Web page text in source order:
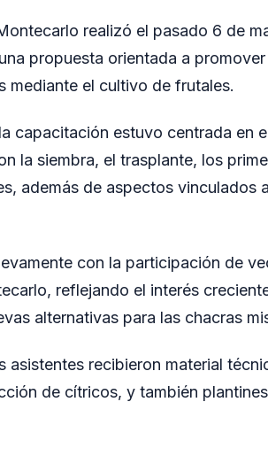
realizó el pasado 6 de
propuesta orientada a
mediante el cultivo de frutales.
capacitación estuvo centrada en
la siembra, el trasplante, los
además de aspectos vinculados
con la participación de
reflejando el interés
alternativas para las chacras
asistentes recibieron material
de cítricos, y también